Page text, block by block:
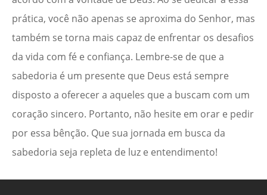
prática, você não apenas se aproxima do Senhor, mas
também se torna mais capaz de enfrentar os desafios
da vida com fé e confiança. Lembre-se de que a
sabedoria é um presente que Deus está sempre
disposto a oferecer a aqueles que a buscam com um
coração sincero. Portanto, não hesite em orar e pedir
por essa bênção. Que sua jornada em busca da
sabedoria seja repleta de luz e entendimento!